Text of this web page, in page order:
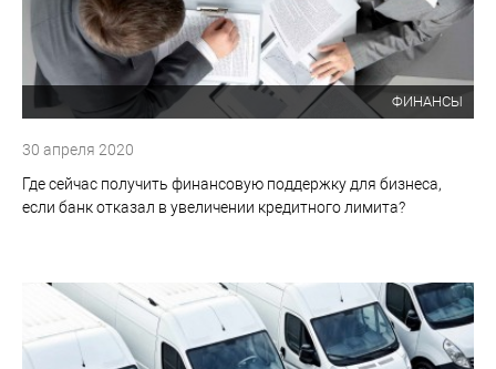
ФИНАНСЫ
30 апреля 2020
Где сейчас получить финансовую поддержку для бизнеса,
если банк отказал в увеличении кредитного лимита?